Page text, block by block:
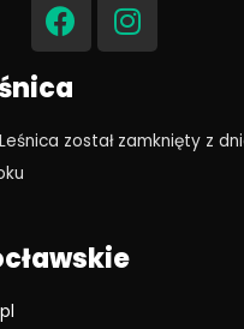
a
c
e
b
o
o
n
s
g
r
został zamknięty z